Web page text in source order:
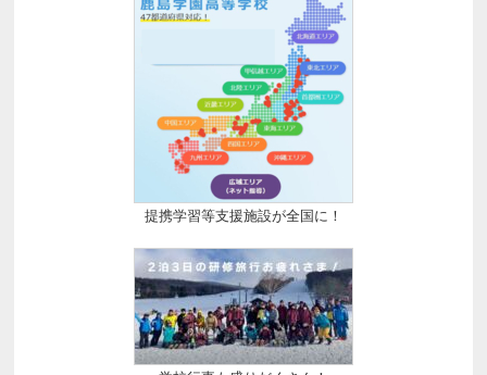
提携学習等支援施設が全国に！